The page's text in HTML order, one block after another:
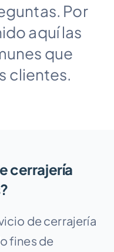
Por
aquí las
que
clientes.
cerrajería
de cerrajería
fines de